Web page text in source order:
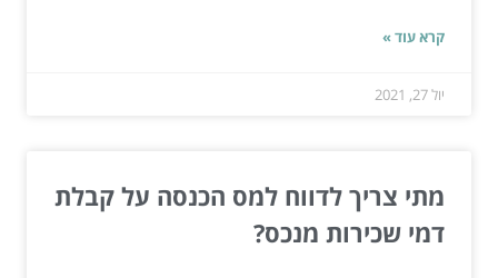
קרא עוד »
יול 27, 2021
מתי צריך לדווח למס הכנסה על קבלת
דמי שכירות מנכס?